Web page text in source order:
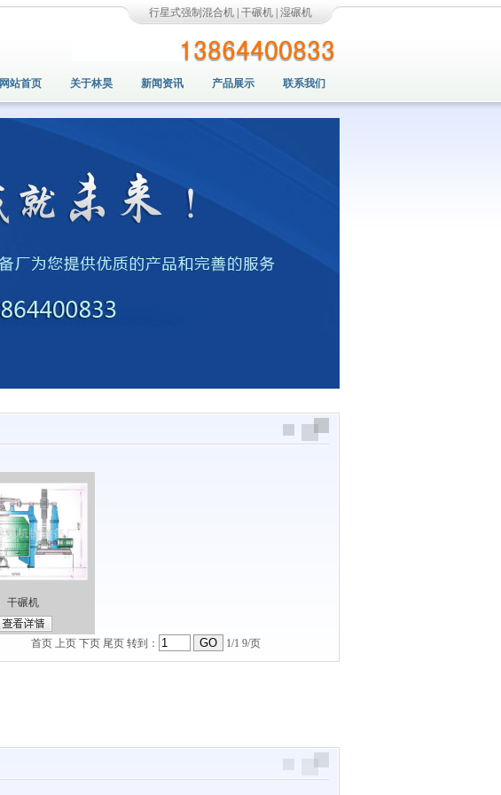
行星式强制混合机 干碾机 湿碾机
网站首页 关于林昊 新闻资讯 产品展示 联系我们
干碾机
首页 上页 下页 尾页转到： 1/1 9/页